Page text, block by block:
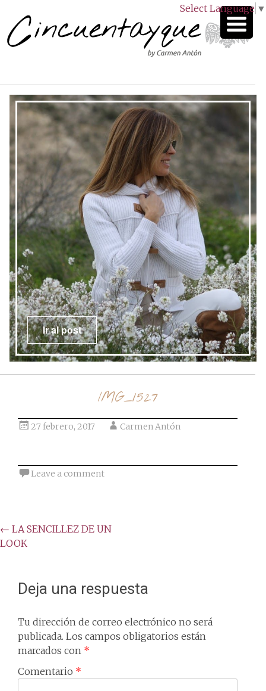
Select Language ▼
Ir al post
IMG_1527
27 febrero, 2017 Carmen Antón
Leave a comment
Post
navigation
← LA SENCILLEZ DE UN
LOOK
Deja una respuesta
Tu dirección de correo electrónico no será
publicada. Los campos obligatorios están
marcados con *
Comentario *